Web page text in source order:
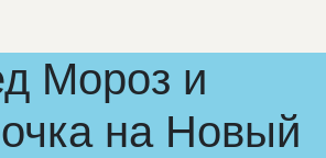
Мороз и
на Новый